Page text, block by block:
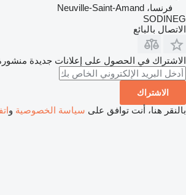
فرنسا، Neuville-Saint-Amand
SODINEG
الاتصال بالبائع
الاشتراك في الحصول على إعلانات جديدة
الاشتراك
بالنقر هنا، أنت توافق على سياسة الخصوصية و